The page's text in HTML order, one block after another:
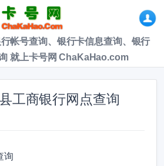
帐号查询、银行卡信息查询、银行
就上卡号网 ChaKaHao.com
工商银行网点查询
询